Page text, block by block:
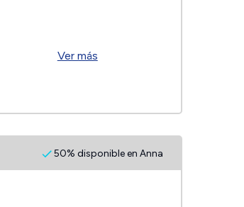
Ver más
50% disponible en Anna